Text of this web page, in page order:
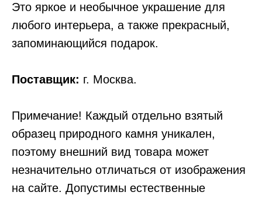
Это яркое и необычное украшение для
любого интерьера, а также прекрасный,
запоминающийся подарок.
Поставщик: г. Москва.
Примечание! Каждый отдельно взятый
образец природного камня уникален,
поэтому внешний вид товара может
незначительно отличаться от изображения
на сайте. Допустимы естественные